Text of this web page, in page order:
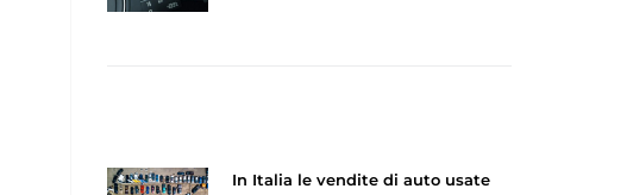
In Italia le vendite di auto usate